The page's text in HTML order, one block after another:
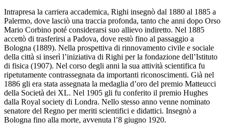
Intrapresa la carriera accademica, Righi insegnò dal 1880 al 1885 a
Palermo, dove lasciò una traccia profonda, tanto che anni dopo Orso
Mario Corbino poté considerarsi suo allievo indiretto. Nel 1885
accettò di trasferirsi a Padova, dove restò fino al passaggio a
Bologna (1889). Nella prospettiva di rinnovamento civile e sociale
della città si inserì l’iniziativa di Righi per la fondazione dell’Istituto
di fisica (1907). Nel corso degli anni la sua attività scientifica fu
ripetutamente contrassegnata da importanti riconoscimenti. Già nel
1886 gli era stata assegnata la medaglia d’oro del premio Matteucci
della Società dei XL. Nel 1905 gli fu conferito il premio Hughes
dalla Royal society di Londra. Nello stesso anno venne nominato
senatore del Regno per meriti scientifici e didattici. Insegnò a
Bologna fino alla morte, avvenuta l’8 giugno 1920.